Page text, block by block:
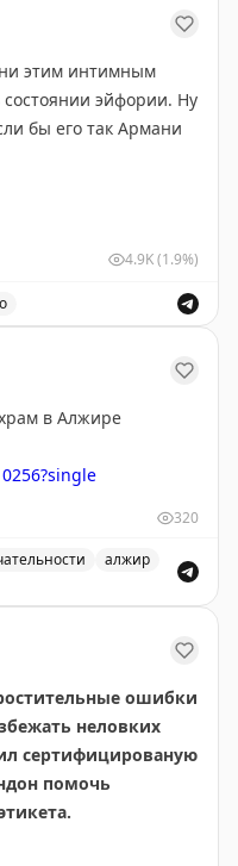
Таджикистана,
про всё на свете.
догоняли, чтоб
- тихий, спокойный, и
этим интимным
эйфории. Ну
бы его так Армани
4.9K(1.9%)
в Алжире
320
алжир
ошибки
неловких
сертифицированую
помочь